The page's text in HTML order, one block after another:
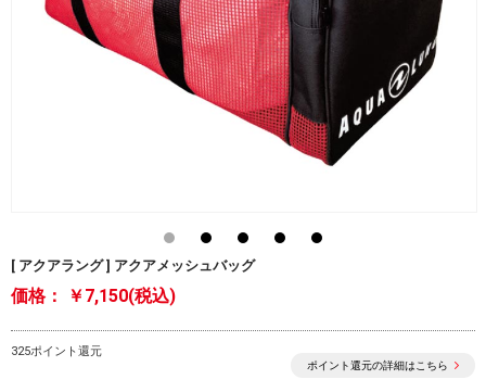
[ アクアラング ] アクアメッシュバッグ
価格： ￥7,150(税込)
325ポイント還元
ポイント還元の詳細はこちら